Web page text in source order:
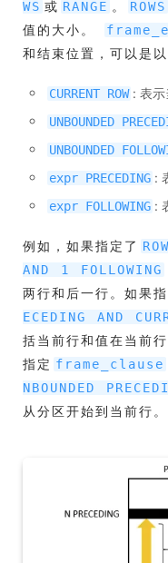
WS 或 RANGE 。 ROWS
值的大小。
和结束位置，可以是以
CURRENT ROW : 表示
UNBOUNDED
UNBOUNDED
expr PRECEDING :
expr FOLLOWING :
例如，如果指定了
AND 1 FOLLOWING
两行和后一行。如果指
ECEDING AND
括当前行和值在当前
指定 frame_clause
NBOUNDED
从分区开始到当前行。